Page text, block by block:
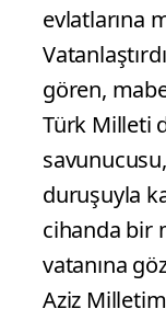
evlatlarına
gören,
Türk Milleti
duruşuyla
cihanda bir
vatanına
Aziz